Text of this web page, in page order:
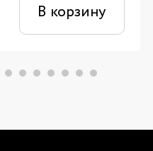
В корзину